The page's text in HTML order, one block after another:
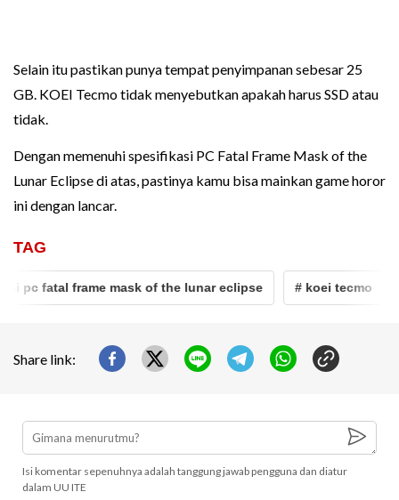
Selain itu pastikan punya tempat penyimpanan sebesar 25
GB. KOEI Tecmo tidak menyebutkan apakah harus SSD atau
tidak.
Dengan memenuhi spesifikasi PC Fatal Frame Mask of the
Lunar Eclipse di atas, pastinya kamu bisa mainkan game horor
ini dengan lancar.
TAG
fatal frame mask of the lunar eclipse # koei tecmo
Share link:
Isi komentar sepenuhnya adalah tanggung jawab pengguna dan diatur
dalam UU ITE